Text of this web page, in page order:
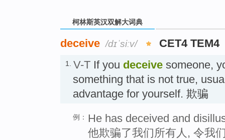
柯林斯英汉双解大词典
deceive /dɪˈsiːv/ CET4 TEM4
1. V-T If you deceive someone,
something that is not true,
advantage for yourself. 欺骗
例： He has deceived and
他欺骗了我们所有人, 令我